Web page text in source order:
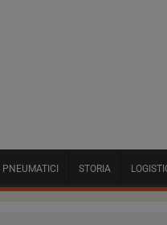
PNEUMATICI STORIA